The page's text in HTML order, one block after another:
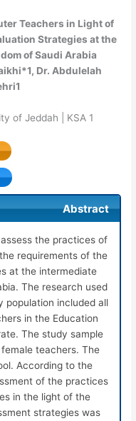
Teachers in Light of
Strategies at the
of Saudi Arabia
1, Dr. Abdulelah
1
1
College of Education | University of Jeddah | KSA
Abstract
the practices of
requirements of the
at the intermediate
The research used
population included all
in the Education
The study sample
teachers. The
According to the
of the practices
in the light of the
strategies was